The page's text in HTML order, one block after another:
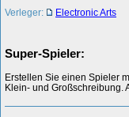
Verleger:
Electronic Arts
Super-Spieler:
Erstellen Sie einen Spieler
Klein- und Großschreibung.